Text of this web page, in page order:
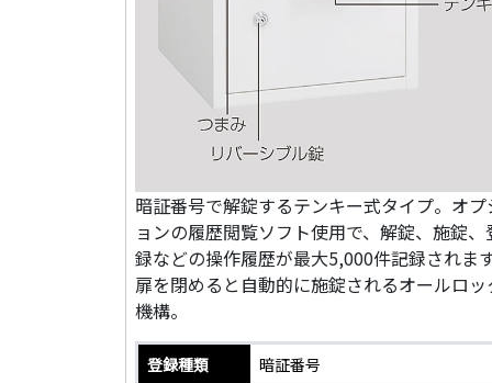
暗証番号で解錠するテンキー式タイプ。オプ
ョンの履歴閲覧ソフト使用で、解錠、施錠、
録などの操作履歴が最大5,000件記録されま
扉を閉めると自動的に施錠されるオールロッ
機構。
登録種類
暗証番号